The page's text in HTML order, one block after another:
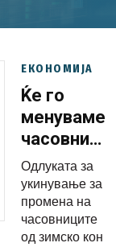
ЕКОНОМИЈА
Ќе го
менуваме
најмалку
уште три
години
Одлуката за
укинување за
промена на
часовниците
од зимско кон